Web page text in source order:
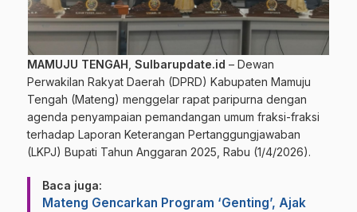
MAMUJU TENGAH Sulbarupdate.id – Dewan
Perwakilan Rakyat Daerah (DPRD) Kabupaten Mamuju
Tengah (Mateng) menggelar rapat paripurna dengan
agenda penyampaian pemandangan umum fraksi-fraksi
terhadap Laporan Keterangan Pertanggungjawaban
(LKPJ) Bupati Tahun Anggaran 2025, Rabu (1/4/2026).
Baca juga:
Mateng Gencarkan Program ‘Genting’, Ajak